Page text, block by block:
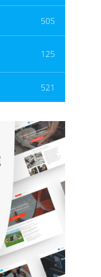
505
125
521